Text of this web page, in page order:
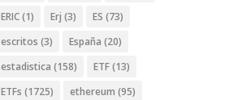
ERIC(1) Erj (3) ES (73)
escritos (3) España (20)
estadistica (158) ETF(13)
ETFs (1725) ethereum (95)